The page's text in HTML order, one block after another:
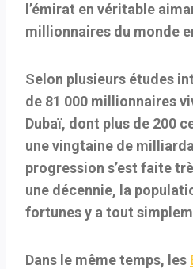
l’émirat en véritable
millionnaires du monde
Selon plusieurs études
de 81 000 millionnaires
Dubaï, dont plus de 200
une vingtaine de
progression s’est faite
une décennie, la
fortunes y a tout
Dans le même temps, les